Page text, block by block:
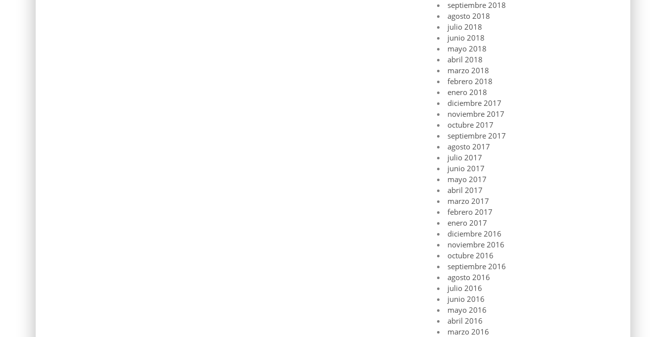
septiembre 2018
agosto 2018
julio 2018
junio 2018
mayo 2018
abril 2018
marzo 2018
febrero 2018
enero 2018
diciembre 2017
noviembre 2017
octubre 2017
septiembre 2017
agosto 2017
julio 2017
junio 2017
mayo 2017
abril 2017
marzo 2017
febrero 2017
enero 2017
diciembre 2016
noviembre 2016
octubre 2016
septiembre 2016
agosto 2016
julio 2016
junio 2016
mayo 2016
abril 2016
marzo 2016